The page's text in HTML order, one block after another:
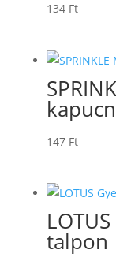
134 Ft
147 Ft
talpon